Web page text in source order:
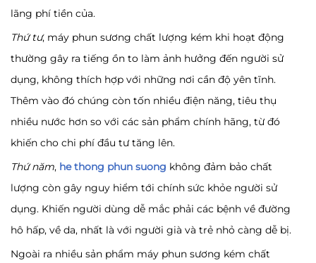
lãng phí tiền của.
Thứ tư, máy phun sương chất lượng kém khi hoạt động
thường gây ra tiếng ồn to làm ảnh hưởng đến người sử
dụng, không thích hợp với những nơi cần độ yên tĩnh.
Thêm vào đó chúng còn tốn nhiều điện năng, tiêu thụ
nhiều nước hơn so với các sản phẩm chính hãng, từ đó
khiến cho chi phí đầu tư tăng lên.
Thứ năm, he thong phun suong không đảm bảo chất
lượng còn gây nguy hiểm tới chính sức khỏe người sử
dụng. Khiến người dùng dễ mắc phải các bệnh về đường
hô hấp, về da, nhất là với người già và trẻ nhỏ càng dễ bị.
Ngoài ra nhiều sản phẩm máy phun sương kém chất